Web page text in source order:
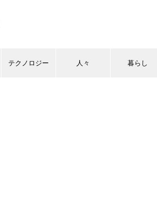
テクノロジー 人々 暮らし